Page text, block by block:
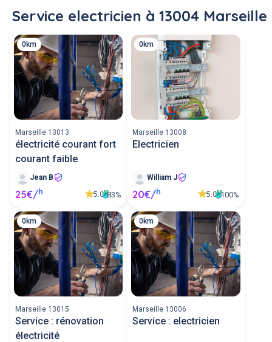
Service electricien à 13004 Marseille
0km
Marseille 13013
électricité courant fort
courant faible
Jean B
25€/h 5.0 83%
0km
Marseille 13008
Electricien
William J
20€/h 5.0 100%
0km
Marseille 13015
Service : rénovation
électricité
0km
Marseille 13006
Service : electricien